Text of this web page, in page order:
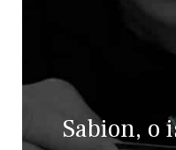
Sabion, o